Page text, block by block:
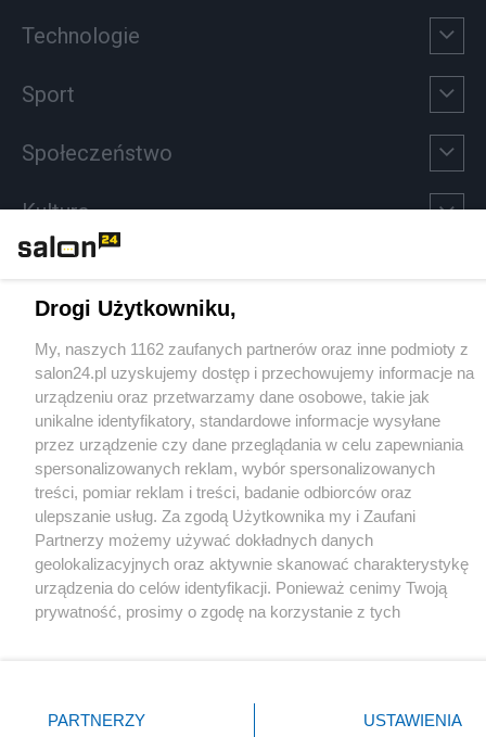
Technologie
Sport
Społeczeństwo
Kultura
X Facebook
Web Content Media sp. z o. o. © 2022
Pomoc O nas Praca Reklama Kontakt
Technologię dostarcza:W3media.pl
Drogi Użytkowniku,
My, naszych 1162 zaufanych partnerów oraz inne podmioty z
salon24.pl uzyskujemy dostęp i przechowujemy informacje na
urządzeniu oraz przetwarzamy dane osobowe, takie jak
unikalne identyfikatory, standardowe informacje wysyłane
przez urządzenie czy dane przeglądania w celu zapewniania
spersonalizowanych reklam, wybór spersonalizowanych
treści, pomiar reklam i treści, badanie odbiorców oraz
ulepszanie usług. Za zgodą Użytkownika my i Zaufani
Partnerzy możemy używać dokładnych danych
geolokalizacyjnych oraz aktywnie skanować charakterystykę
urządzenia do celów identyfikacji. Ponieważ cenimy Twoją
prywatność, prosimy o zgodę na korzystanie z tych
dolnym rogu strony
. Niektóre rodzaje przetwarzania
PARTNERZY USTAWIENIA